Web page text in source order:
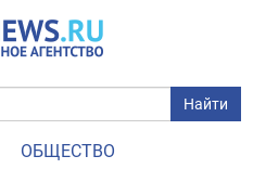
Найти
ОБЩЕСТВО